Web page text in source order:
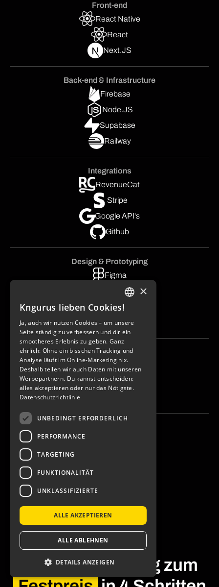
Front-end
React Native
React
Next.JS
Back-end & Infrastructure
Firebase
Node.JS
Supabase
Railway
Integrations
RevenueCat
Stripe
Google API's
Github
Design & Prototyping
Figma
FigJam
Illustrator
After Effects
AI Integrations
Gemini
Claude
App-Entwicklung zum
ENGLISH
×
Kngurus lieben Cookies!
Ja, auch wir nutzen Cookies – um unsere
Seite ständig zu verbessern und dir ein
smootheres Erlebnis zu geben. Ganz
ehrlich: Ohne ein bisschen Tracking und
Analyse läuft im Online-Marketing nix.
Deshalb teilen wir auch Daten mit unseren
Werbepartnern. Du kannst entscheiden:
alles akzeptieren oder nur das Nötigste.
Datenschutzrichtlinie
UNBEDINGT ERFORDERLICH
PERFORMANCE
TARGETING
FUNKTIONALITÄT
UNKLASSIFIZIERTE
ALLE AKZEPTIEREN
ALLE ABLEHNEN
DETAILS ANZEIGEN